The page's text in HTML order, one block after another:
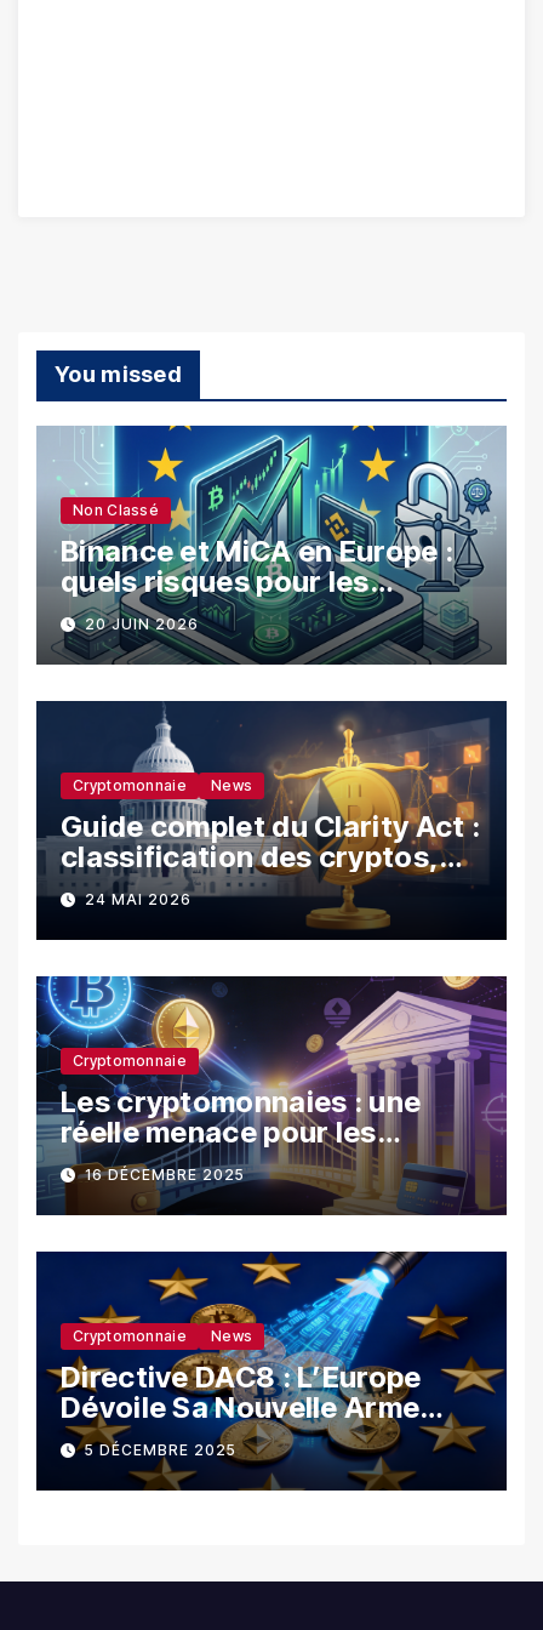
You missed
Non Classé
Binance et MiCA en Europe :
quels risques pour les
utilisateurs ?
20 JUIN 2026
Cryptomonnaie News
Guide complet du Clarity Act :
classification des cryptos,
SEC vs CFTC, et impacts sur
les investisseurs
24 MAI 2026
Cryptomonnaie
Les cryptomonnaies : une
réelle menace pour les
banques ?
16 DÉCEMBRE 2025
Cryptomonnaie News
Directive DAC8 : L’Europe
Dévoile Sa Nouvelle Arme
Contre La Fraude Fiscale
Crypto
5 DÉCEMBRE 2025